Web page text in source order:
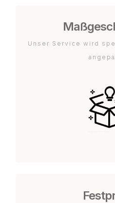
Unser Service wird